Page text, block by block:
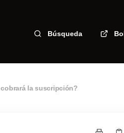
Búsqueda
la suscripción?